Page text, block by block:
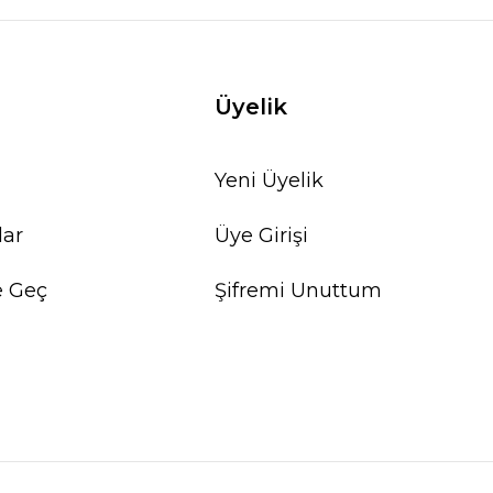
Geç
Üyelik
Yeni Üyelik
Üye Girişi
Şifremi Unuttum